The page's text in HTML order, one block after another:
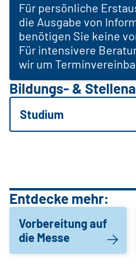
Für persönliche
die Ausgabe von
benötigen Sie keine
Für intensivere
wir um
Bildungs- &
Studium
Entdecke mehr:
Vorbereitung auf
die Messe